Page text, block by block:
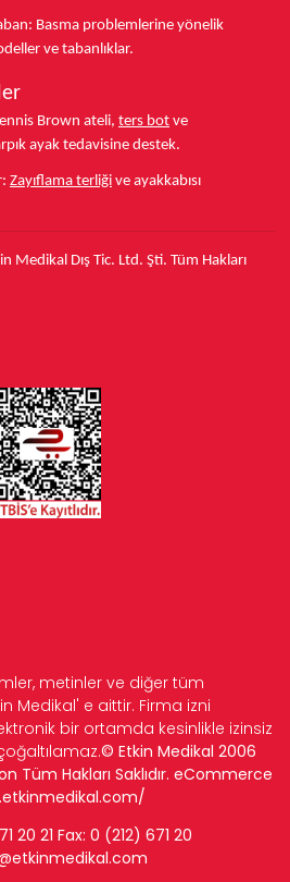
Basma problemlerine yönelik
ve tabanlıklar.
Brown ateli, ters bot ve
ayak tedavisine destek.
Zayıflama terliği ve ayakkabısı
Dış Tic. Ltd. Şti. Tüm Hakları
metinler ve diğer tüm
Medikal' e aittir. Firma izni
bir ortamda kesinlikle izinsiz
© Etkin Medikal 2006
Tüm Hakları Saklıdır. eCommerce
20 21 Fax: 0 (212) 671 20